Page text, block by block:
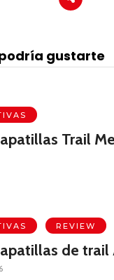
gustarte
Trail
REVIEW
de trail